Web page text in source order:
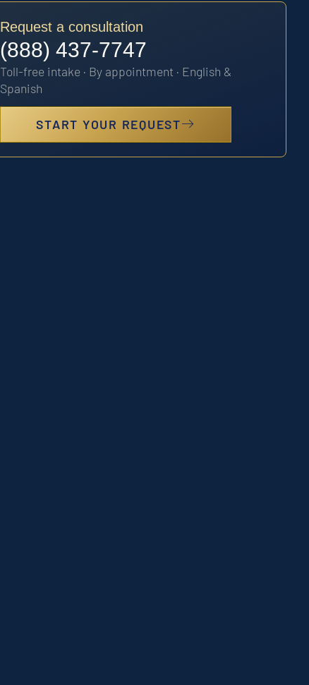
Request a consultation
(888) 437-7747
Toll-free intake · By appointment · English &
Spanish
START YOUR REQUEST